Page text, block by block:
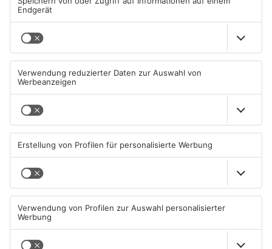
Mann schießt in Neuberg mit
Schreckschusswaffe auf
Busfahrer
07.08.2026, 07:12 UHR IN MAIN-
KINZIG-KREIS
Schwerer Unfall zwischen
Hanauer Kreuz
07.08.2026, 07:07 UHR IN MAIN-
KINZIG-KREIS